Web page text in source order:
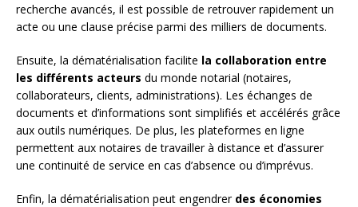
recherche avancés, il est possible de retrouver rapidement un
acte ou une clause précise parmi des milliers de documents.
Ensuite, la dématérialisation facilite la collaboration entre
les différents acteurs du monde notarial (notaires,
collaborateurs, clients, administrations). Les échanges de
documents et d’informations sont simplifiés et accélérés grâce
aux outils numériques. De plus, les plateformes en ligne
permettent aux notaires de travailler à distance et d’assurer
une continuité de service en cas d’absence ou d’imprévus.
Enfin, la dématérialisation peut engendrer des économies